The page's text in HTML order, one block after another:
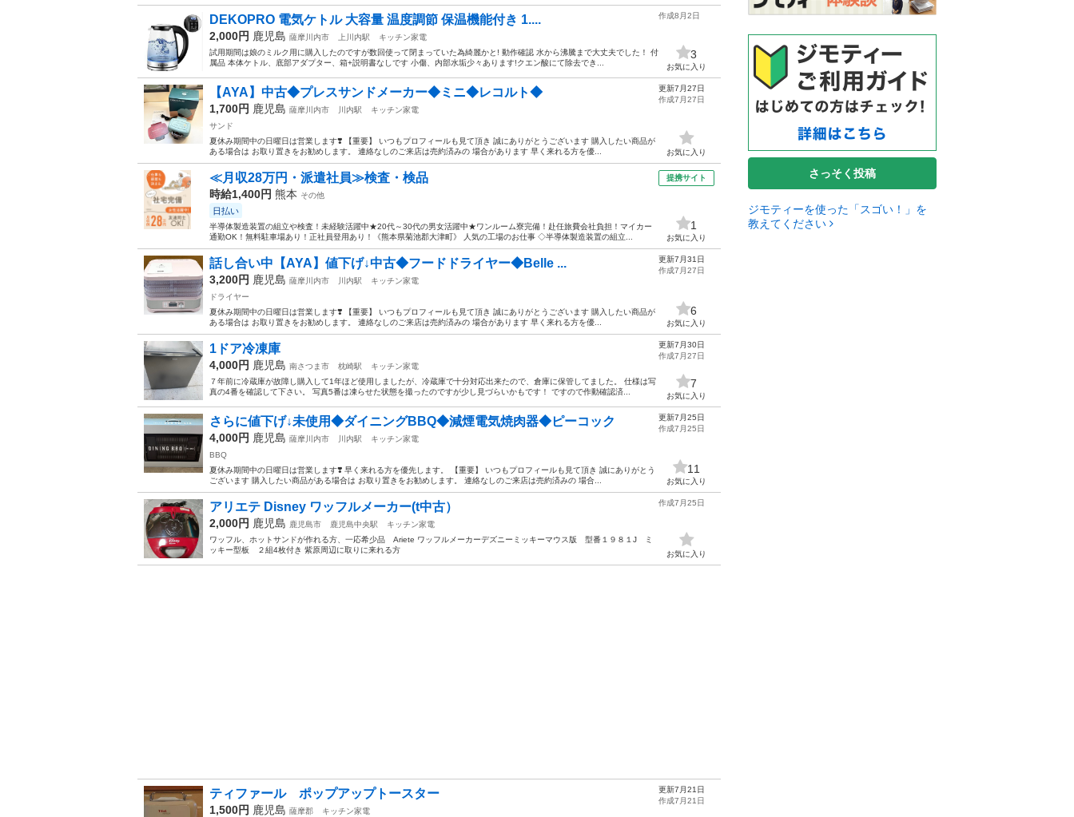
DEKOPRO 電気ケトル 大容量 温度調節 保温機能付き 1....
2,000円 鹿児島 薩摩川内市 上川内駅
キッチン家電
試用期間は娘のミルク用に購入したのですが数回使って閉まっていた為綺麗かと! 動作確認 水から沸騰まで大丈夫でした！ 付
属品 本体ケトル、底部アダプター、箱+説明書なしです 小傷、内部水垢少々あります!クエン酸にて除去でき...
作成8月2日
3
お気に入り
【AYA】中古◆プレスサンドメーカー◆ミニ◆レコルト◆
1,700円 鹿児島 薩摩川内市 川内駅
キッチン家電
サンド
夏休み期間中の日曜日は営業します❣️ 【重要】 いつもプロフィールも見て頂き 誠にありがとうございます 購入したい商品が
ある場合は お取り置きをお勧めします。 連絡なしのご来店は売約済みの 場合があります 早く来れる方を優...
更新7月27日
作成7月27日
お気に入り
≪月収28万円・派遣社員≫検査・検品
時給1,400円 熊本 その他
日払い
半導体製造装置の組立や検査！未経験活躍中★20代～30代の男女活躍中★ワンルーム寮完備！赴任旅費会社負担！マイカー
通勤OK！無料駐車場あり！正社員登用あり！《熊本県菊池郡大津町》 人気の工場のお仕事 ◇半導体製造装置の組立...
提携サイト
1
お気に入り
話し合い中【AYA】値下げ↓中古◆フードドライヤー◆Belle ...
3,200円 鹿児島 薩摩川内市 川内駅
キッチン家電
ドライヤー
夏休み期間中の日曜日は営業します❣️ 【重要】 いつもプロフィールも見て頂き 誠にありがとうございます 購入したい商品が
ある場合は お取り置きをお勧めします。 連絡なしのご来店は売約済みの 場合があります 早く来れる方を優...
更新7月31日
作成7月27日
6
お気に入り
1ドア冷凍庫
4,000円 鹿児島 南さつま市 枕崎駅
キッチン家電
７年前に冷蔵庫が故障し購入して1年ほど使用しましたが、冷蔵庫で十分対応出来たので、倉庫に保管してました。 仕様は写
真の4番を確認して下さい。 写真5番は凍らせた状態を撮ったのですが少し見づらいかもです！ ですので作動確認済...
更新7月30日
作成7月27日
7
お気に入り
さらに値下げ↓未使用◆ダイニングBBQ◆減煙電気焼肉器◆ピーコック
4,000円 鹿児島 薩摩川内市 川内駅
キッチン家電
BBQ
夏休み期間中の日曜日は営業します❣️ 早く来れる方を優先します。 【重要】 いつもプロフィールも見て頂き 誠にありがとう
ございます 購入したい商品がある場合は お取り置きをお勧めします。 連絡なしのご来店は売約済みの 場合...
更新7月25日
作成7月25日
11
お気に入り
アリエテ Disney ワッフルメーカー(t中古）
2,000円 鹿児島 鹿児島市 鹿児島中央駅
キッチン家電
ワッフル、ホットサンドが作れる方、一応希少品 Ariete ワッフルメーカーデズニーミッキーマウス版 型番１９８１J ミ
ッキー型板 ２組4枚付き 紫原周辺に取りに来れる方
作成7月25日
お気に入り
ティファール ポップアップトースター
1,500円 鹿児島 薩摩郡
キッチン家電
更新7月21日
作成7月21日
さっそく投稿
ジモティーを使った「スゴい！」を
教えてください